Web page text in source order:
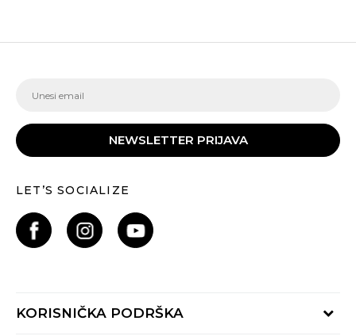
NEWSLETTER PRIJAVA
LET’S SOCIALIZE
KORISNIČKA PODRŠKA